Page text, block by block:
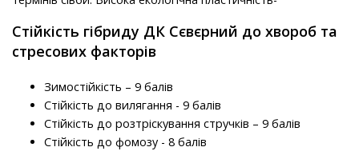
Стійкість гібриду ДК Сєвєрний до хвороб та
стресових факторів
Зимостійкість – 9 балів
Стійкість до вилягання - 9 балів
Стійкість до розтріскування стручків – 9 балів
Стійкість до фомозу - 8 балів